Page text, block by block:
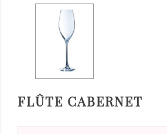
FLÛTE CABERNET